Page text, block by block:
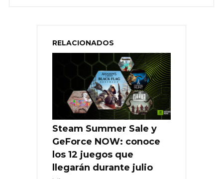
RELACIONADOS
Steam Summer Sale y
GeForce NOW: conoce
los 12 juegos que
llegarán durante julio